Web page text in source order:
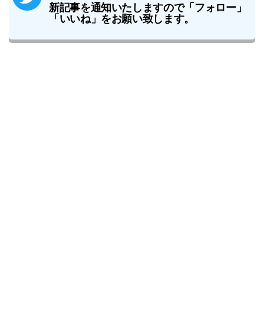
新記事を通知いたしますので「フォロー」
「いいね」をお願い致します。